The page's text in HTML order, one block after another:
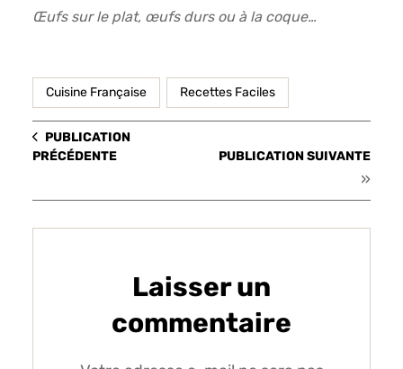
Œufs sur le plat, œufs durs ou à la coque…
Cuisine Française Recettes Faciles
PUBLICATION
PRÉCÉDENTE
PUBLICATION SUIVANTE
»
Laisser un
commentaire